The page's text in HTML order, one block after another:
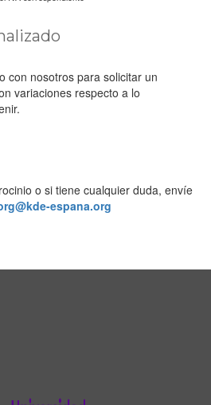
con nosotros para solicitar un
variaciones respecto a lo
o si tiene cualquier duda, envíe
espana.org